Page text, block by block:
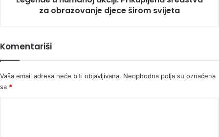
za obrazovanje djece širom svijeta
Komentariši
Vaša email adresa neće biti objavljivana. Neophodna polja su označena
sa *